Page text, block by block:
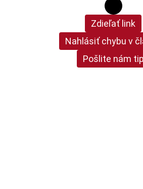
Zdieľať link
Nahlásiť chybu v
Pošlite nám tip